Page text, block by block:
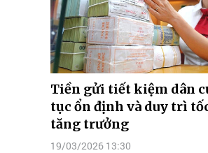
Tiền gửi tiết kiệm dân
tục ổn định và duy trì
tăng trưởng
19/03/2026 13:30